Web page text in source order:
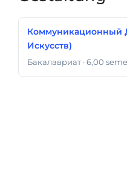
Коммуникационный
Искусств)
Бакалавриат · 6,00